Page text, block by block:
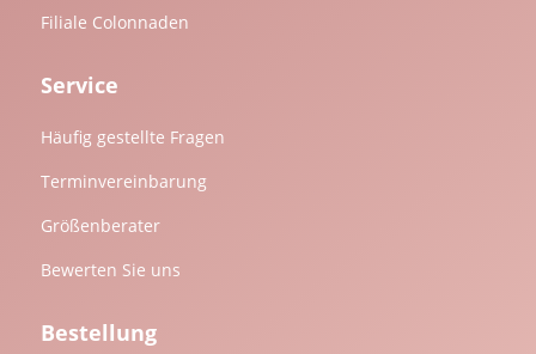
Filiale Colonnaden
Service
Häufig gestellte Fragen
Terminvereinbarung
Größenberater
Bewerten Sie uns
Bestellung